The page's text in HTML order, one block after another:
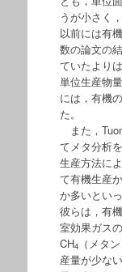
うが小さく
以前には有
数の論文の
ていたより
単位生産物
には，有機
た。
また，
てメタ分析
生産方法に
て有機生産
か多いとい
彼らは，有
室効果ガス
CH4 （メタ
産量が少な